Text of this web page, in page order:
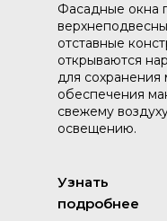
Узнать
подробнее
Фасадные окна
отставные
открываются
для
обеспечения
свежему
освещению.